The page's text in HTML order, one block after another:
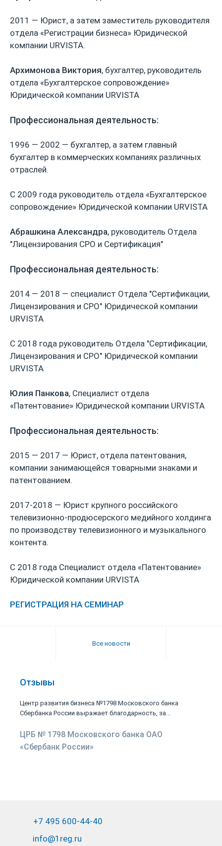
2011 — Юрист, а затем заместитель руководителя
отдела «Регистрации бизнеса» Юридической
компании URVISTA.
Архимонова Виктория, бухгалтер, руководитель
отдела «Бухгалтерское сопровождение»
Юридической компании URVISTA
Профессиональная деятельность:
1996 — 2002 — бухгалтер, а затем главный
бухгалтер в коммерческих компаниях различных
отраслей.
С 2009 года руководитель отдела «Бухгалтерское
сопровождение» Юридической компании URVISTA
Абрашкина Александра, руководитель Отдела
"Лицензирования СРО и Сертификация"
Профессиональная деятельность:
2014 — 2018 — специалист Отдела "Сертификации,
Лицензирования и СРО" Юридической компании
URVISTA
С 2018 года руководитель Отдела "Сертификации,
Лицензирования и СРО" Юридической компании
URVISTA
Юлия Панкова, Специалист отдела
«Патентованиe» Юридической компании URVISTA
Профессиональная деятельность:
2015 — 2017 — Юрист, отдела патентования,
компании занимающейся товарными знаками и
патентованием.
2017-2018 — Юрист крупного российского
телевизионно-продюсерского медийного холдинга
по производству телевизионного и музыкального
контента.
С 2018 года Специалист отдела «Патентование»
Юридической компании URVISTA
РЕГИСТРАЦИЯ НА СЕМИНАР
Все новости
Отзывы
Центр развития бизнеса №1798 Московского банка
Сбербанка России выражает благодарность, за...
ЦРБ № 1798 Московского банка ОАО
«Сбербанк России»
+7 495 600-44-40
info@1reg.ru